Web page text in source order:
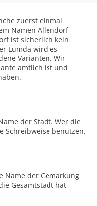
zuerst einmal
Namen Allendorf
ist sicherlich kein
Lumda wird es
Varianten. Wir
amtlich ist und
der Stadt. Wer die
Schreibweise benutzen.
Name der Gemarkung
Gesamtstadt hat